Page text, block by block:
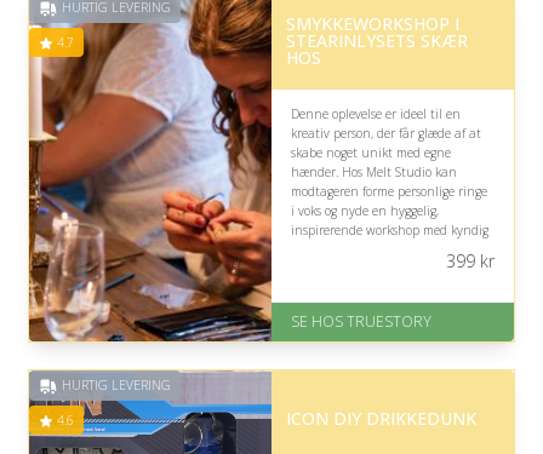
HURTIG LEVERING
4.7
SMYKKEWORKSHOP I
STEARINLYSETS SKÆR
HOS
Denne oplevelse er ideel til en
kreativ person, der får glæde af at
skabe noget unikt med egne
hænder. Hos Melt Studio kan
modtageren forme personlige ringe
i voks og nyde en hyggelig,
inspirerende workshop med kyndig
Eller lav digitalt gavekort med det
Fremragende Trustpilot rating
399kr
SE HOS TRUESTORY
HURTIG LEVERING
4.6 ICON DIY DRIKKEDUNK